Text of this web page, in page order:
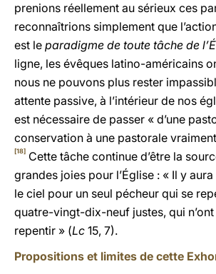
prenions réellement au sérieux ces
reconnaîtrions simplement que
est le paradigme de toute tâche de
ligne, les évêques latino-américains
nous ne pouvons plus rester
attente passive, à l’intérieur de nos
est nécessaire de passer « d’une
conservation à une pastorale
[18] Cette tâche continue d’être la
grandes joies pour l’Église : « Il y
le ciel pour un seul pécheur qui se
quatre-vingt-dix-neuf justes, qui
repentir » (Lc 15, 7).
Propositions et limites de cette